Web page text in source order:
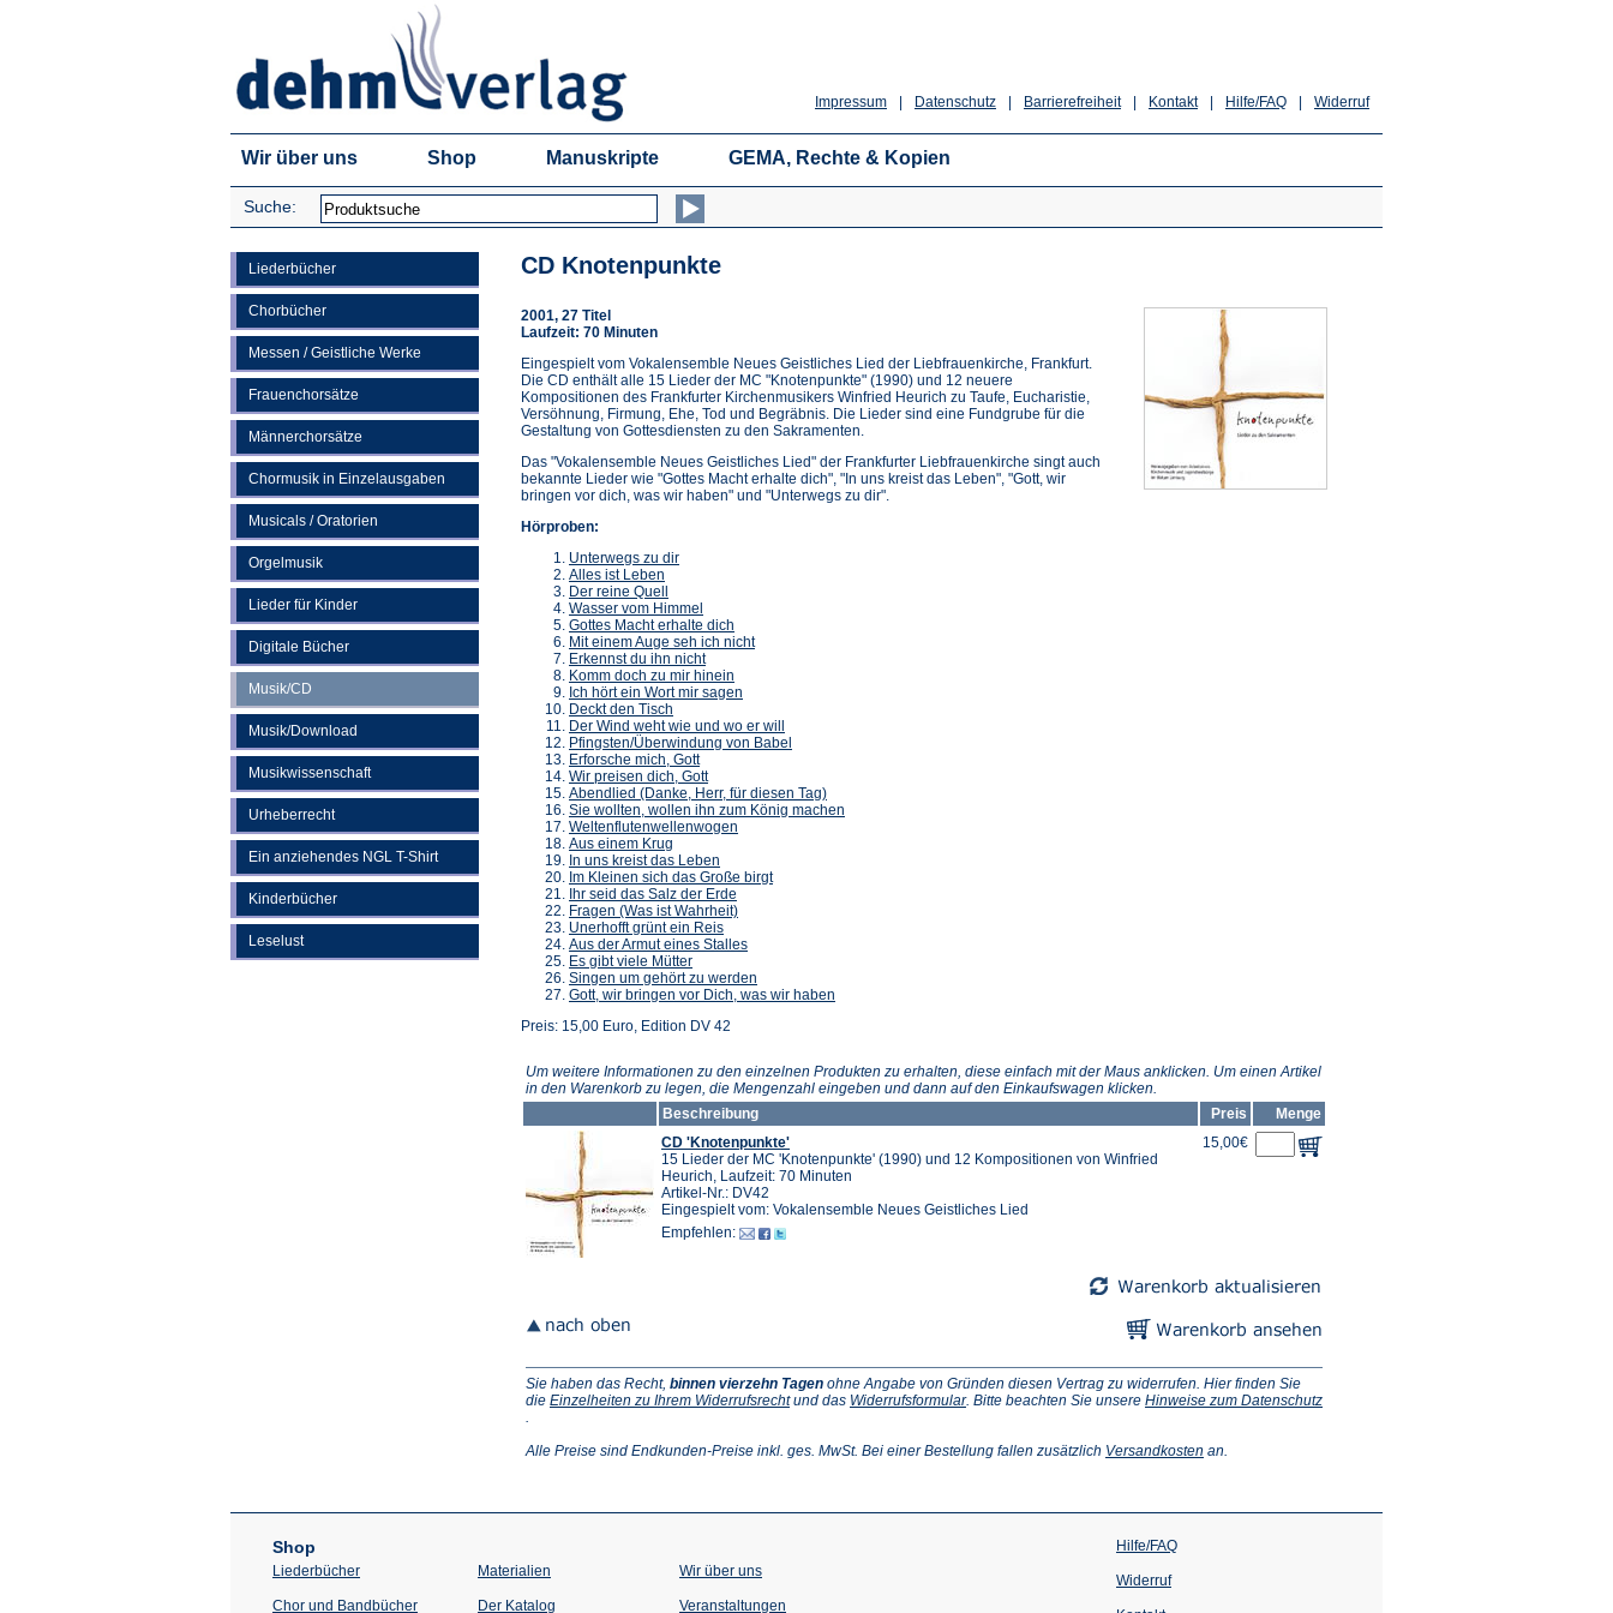
Widerruf
Hilfe/FAQ
Kontakt
Barrierefreiheit
Datenschutz
Impressum
Wir über uns Shop Manuskripte GEMA, Rechte & Kopien
Suche:
Liederbücher
Chorbücher
Messen / Geistliche Werke
Frauenchorsätze
Männerchorsätze
Chormusik in Einzelausgaben
Musicals / Oratorien
Orgelmusik
Lieder für Kinder
Digitale Bücher
Musik/CD
Musik/Download
Musikwissenschaft
Urheberrecht
Ein anziehendes NGL T-Shirt
Kinderbücher
Leselust
CD Knotenpunkte
2001, 27 Titel
Laufzeit: 70 Minuten
Eingespielt vom Vokalensemble Neues Geistliches Lied der Liebfrauenkirche, Frankfurt.
Die CD enthält alle 15 Lieder der MC "Knotenpunkte" (1990) und 12 neuere
Kompositionen des Frankfurter Kirchenmusikers Winfried Heurich zu Taufe, Eucharistie,
Versöhnung, Firmung, Ehe, Tod und Begräbnis. Die Lieder sind eine Fundgrube für die
Gestaltung von Gottesdiensten zu den Sakramenten.
Das "Vokalensemble Neues Geistliches Lied" der Frankfurter Liebfrauenkirche singt auch
bekannte Lieder wie "Gottes Macht erhalte dich", "In uns kreist das Leben", "Gott, wir
bringen vor dich, was wir haben" und "Unterwegs zu dir".
Hörproben:
Unterwegs zu dir
Alles ist Leben
Der reine Quell
Wasser vom Himmel
Gottes Macht erhalte dich
Mit einem Auge seh ich nicht
Erkennst du ihn nicht
Komm doch zu mir hinein
Ich hört ein Wort mir sagen
Deckt den Tisch
Der Wind weht wie und wo er will
Pfingsten/Überwindung von Babel
Erforsche mich, Gott
Wir preisen dich, Gott
Abendlied (Danke, Herr, für diesen Tag)
Sie wollten, wollen ihn zum König machen
Weltenflutenwellenwogen
Aus einem Krug
In uns kreist das Leben
Im Kleinen sich das Große birgt
Ihr seid das Salz der Erde
Fragen (Was ist Wahrheit)
Unerhofft grünt ein Reis
Aus der Armut eines Stalles
Es gibt viele Mütter
Singen um gehört zu werden
Gott, wir bringen vor Dich, was wir haben
Preis: 15,00 Euro, Edition DV 42
Um weitere Informationen zu den einzelnen Produkten zu erhalten, diese einfach mit der Maus anklicken. Um einen Artikel
in den Warenkorb zu legen, die Mengenzahl eingeben und dann auf den Einkaufswagen klicken.
Beschreibung
Preis
Menge
CD 'Knotenpunkte'
15 Lieder der MC 'Knotenpunkte' (1990) und 12 Kompositionen von Winfried
Heurich, Laufzeit: 70 Minuten
Artikel-Nr.: DV42
Eingespielt vom: Vokalensemble Neues Geistliches Lied
Empfehlen:
15,00€
Sie haben das Recht, binnen vierzehn Tagen ohne Angabe von Gründen diesen Vertrag zu widerrufen. Hier finden Sie
die Einzelheiten zu Ihrem Widerrufsrecht(Öffnet
neuen
und das Widerrufsformular(Öffnet
neuen
. Bitte beachten Sie unsere Hinweise zum Datenschutz
einem
.
Alle Preise sind Endkunden-Preise inkl. ges. MwSt. Bei einer Bestellung fallen zusätzlich Versandkosten (Öffnet
Tab)
an.
Shop
Liederbücher
Chor und Bandbücher
Materialien
Der Katalog
Wir über uns
Veranstaltungen
Hilfe/FAQ
Widerruf